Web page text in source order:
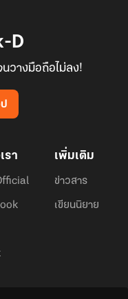
D
วางมือถือไม่ลง!
รา เพิ่มเติม
ข่าวสาร
เขียนนิยาย